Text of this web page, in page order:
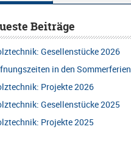
Beiträge
Gesellenstücke 2026
in den Sommerferien
Projekte 2026
Gesellenstücke 2025
Projekte 2025